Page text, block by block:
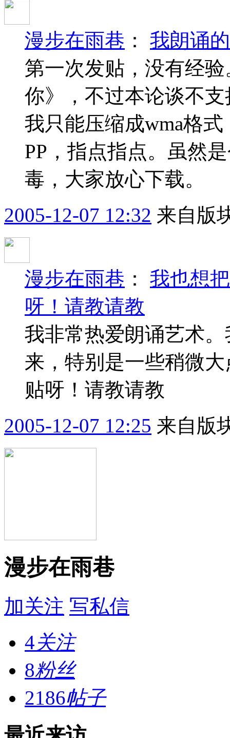
漫步在雨巷 ： 我朗诵
第一次发贴，没有经
你》，不过本论谈不
我只能压缩成wma格
PP，指点指点。虽然
毒，大家放心下载。
2005-12-07 12:32 来自版
漫步在雨巷 ： 我也想
呀！请教请教
我非常热爱朗诵艺术
来，特别是一些稍微
贴呀！请教请教
2005-12-07 12:25 来自版
漫步在雨巷
加关注 写私信
4关注
8粉丝
2186帖子